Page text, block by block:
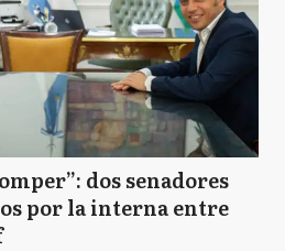
dos senadores
por la interna entre